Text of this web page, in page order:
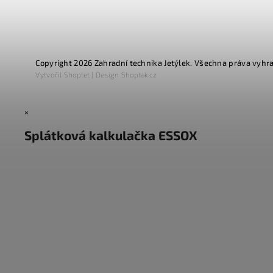
Copyright 2026 Zahradní technika Jetýlek. Všechna práva
VytvořilShoptet | DesignShoptak.cz
×
Splátková kalkulačka ESSOX